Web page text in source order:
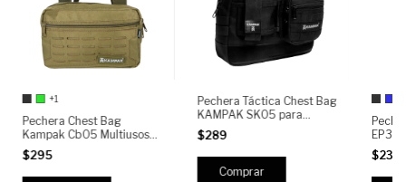
+1
Pechera Chest Bag
Kampak Cb05 Multiusos
Táctica Multiusos Mochila
Repartidor
$295
Pechera Táctica Chest Bag
KAMPAK SK05 para
Hombre | PECHERA TIPO
CHALECO con Sistema
MOLLE
$289
EP35
600D
$235